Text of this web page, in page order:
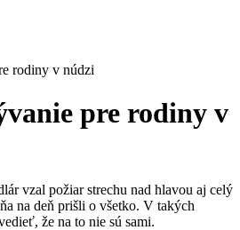
rodiny v núdzi
pre rodiny v
vzal požiar strechu nad hlavou aj celý
na deň prišli o všetko. V takých
že na to nie sú sami.